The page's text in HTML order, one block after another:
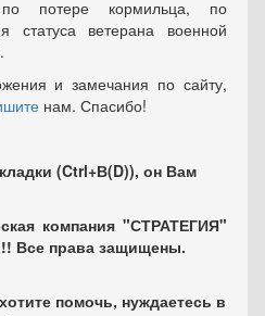
по потере кормильца, по
статуса ветерана военной
и замечания по сайту,
нам. Спасибо!
(Ctrl+В(D)), он Вам
компания "СТРАТЕГИЯ"
Все права защищены.
помочь, нуждаетесь в